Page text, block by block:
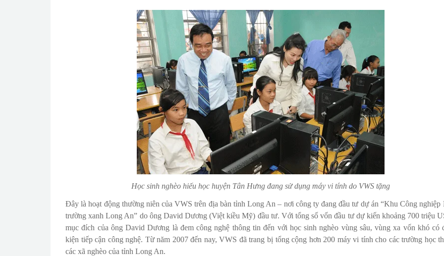
Học sinh nghèo hiếu học huyện Tân Hưng đang sử dụng máy vi tính do VWS tặng
Đây là hoạt động thường niên của VWS trên địa bàn tỉnh Long An – nơi công ty đang đầu tư dự án “Khu Công nghiệp
trường xanh Long An” do ông David Dương (Việt kiều Mỹ) đầu tư. Với tổng số vốn đầu tư dự kiến khoảng 700 triệu
mục đích của ông David Dương là đem công nghệ thông tin đến với học sinh nghèo vùng sâu, vùng xa vốn khó có
kiện tiếp cận công nghệ. Từ năm 2007 đến nay, VWS đã trang bị tổng cộng hơn 200 máy vi tính cho các trường học
các xã nghèo của tỉnh Long An.